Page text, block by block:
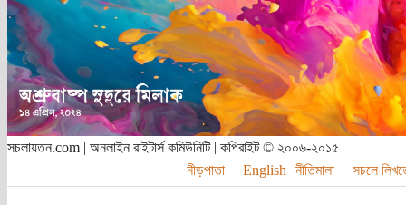
সচলায়তন.com | অনলাইন রাইটার্স কমিউনিটি | কপিরাইট © ২০০৬-২০১৫
নীড়পাতা
English নীতিমালা সচলে